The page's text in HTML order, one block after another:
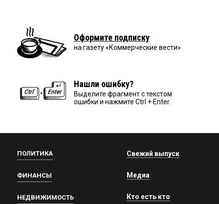
Оформите подписку
на газету «Коммерческие вести»
Нашли ошибку?
Выделите фрагмент с текстом
ошибки и нажмите Ctrl + Enter.
ПОЛИТИКА
ФИНАНСЫ
НЕДВИЖИМОСТЬ
Свежий выпуск
Медиа
Кто есть кто